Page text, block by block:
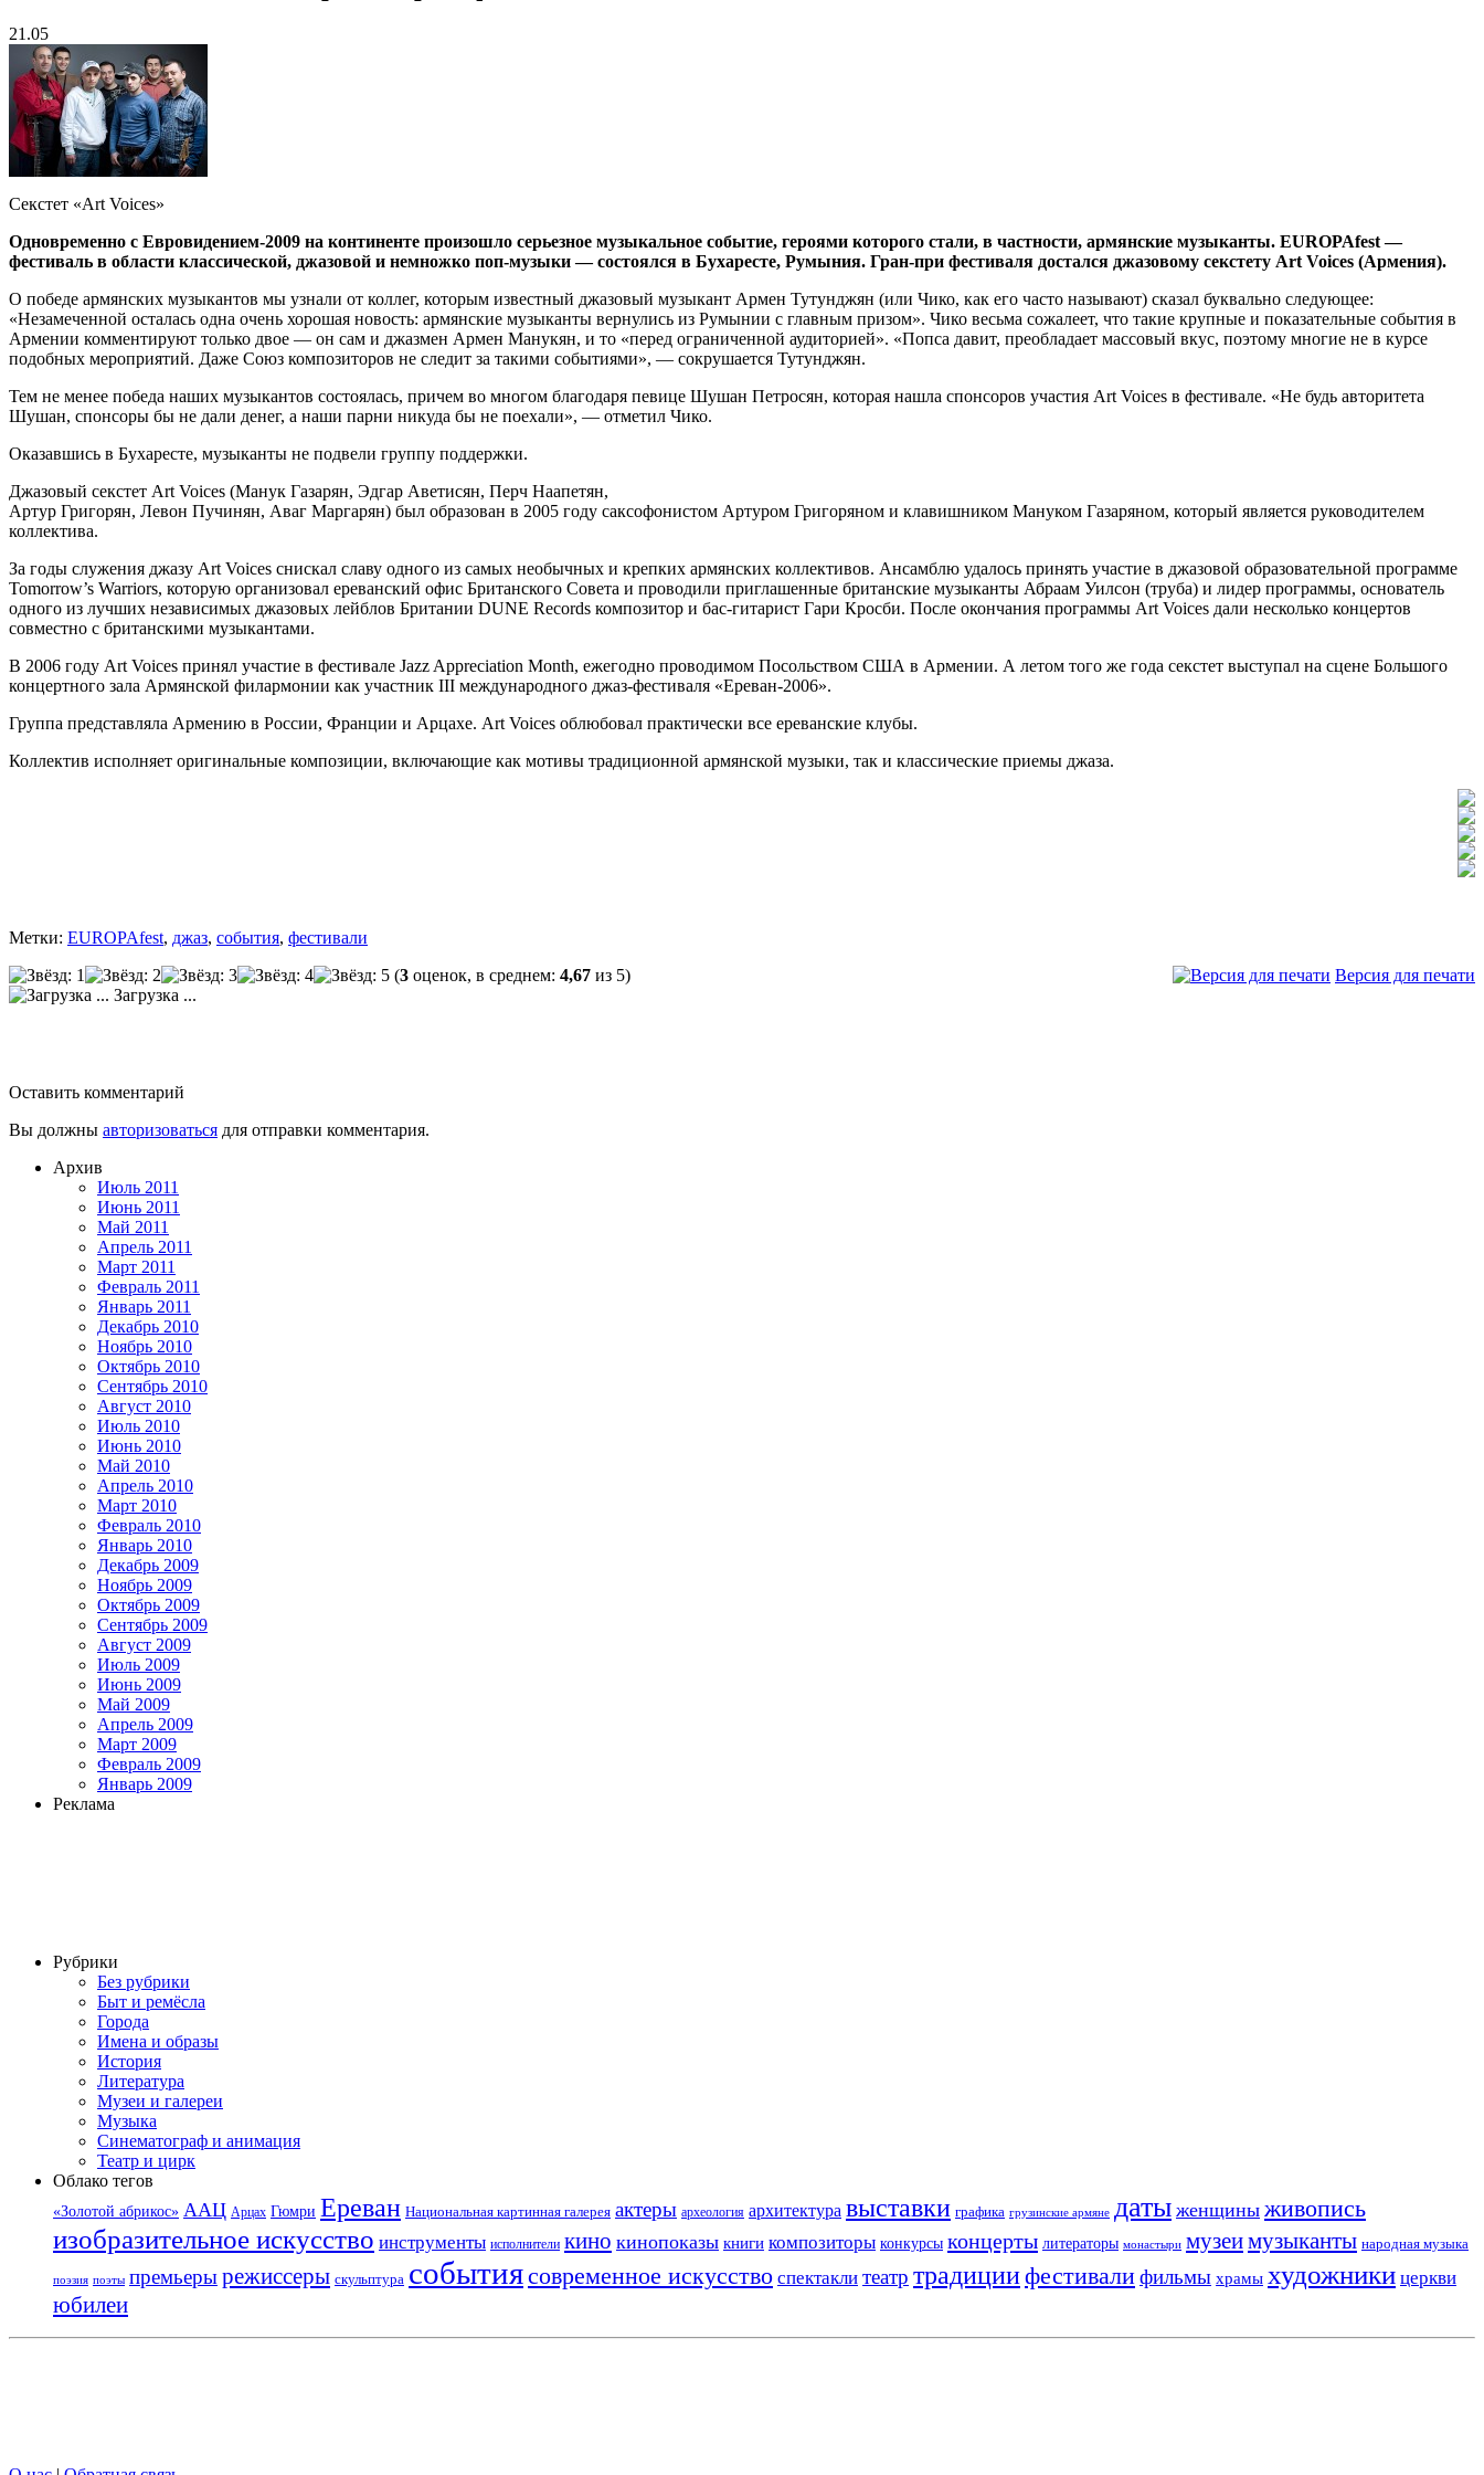
21.05
Секстет «Art Voices»
Одновременно с Евровидением-2009 на континенте произошло серьезное музыкальное событие, героями которого стали, в частности, армянские музыканты. EUROPAfest —
фестиваль в области классической, джазовой и немножко поп-музыки — состоялся в Бухаресте, Румыния. Гран-при фестиваля достался джазовому секстету Art Voices (Армения).
О победе армянских музыкантов мы узнали от коллег, которым известный джазовый музыкант Армен Тутунджян (или Чико, как его часто называют) сказал буквально следующее:
«Незамеченной осталась одна очень хорошая новость: армянские музыканты вернулись из Румынии с главным призом». Чико весьма сожалеет, что такие крупные и показательные события в
Армении комментируют только двое — он сам и джазмен Армен Манукян, и то «перед ограниченной аудиторией». «Попса давит, преобладает массовый вкус, поэтому многие не в курсе
подобных мероприятий. Даже Союз композиторов не следит за такими событиями», — сокрушается Тутунджян.
Тем не менее победа наших музыкантов состоялась, причем во многом благодаря певице Шушан Петросян, которая нашла спонсоров участия Art Voices в фестивале. «Не будь авторитета
Шушан, спонсоры бы не дали денег, а наши парни никуда бы не поехали», — отметил Чико.
Оказавшись в Бухаресте, музыканты не подвели группу поддержки.
Джазовый секстет Art Voices (Манук Газарян, Эдгар Аветисян, Перч Наапетян,
Артур Григорян, Левон Пучинян, Аваг Маргарян) был образован в 2005 году саксофонистом Артуром Григоряном и клавишником Мануком Газаряном, который является руководителем
коллектива.
За годы служения джазу Art Voices снискал славу одного из самых необычных и крепких армянских коллективов. Ансамблю удалось принять участие в джазовой образовательной программе
Tomorrow’s Warriors, которую организовал ереванский офис Британского Совета и проводили приглашенные британские музыканты Абраам Уилсон (труба) и лидер программы, основатель
одного из лучших независимых джазовых лейблов Британии DUNE Records композитор и бас-гитарист Гари Кросби. После окончания программы Art Voices дали несколько концертов
совместно с британскими музыкантами.
В 2006 году Art Voices принял участие в фестивале Jazz Appreciation Month, ежегодно проводимом Посольством США в Армении. А летом того же года секстет выступал на сцене Большого
концертного зала Армянской филармонии как участник III международного джаз-фестиваля «Ереван-2006».
Группа представляла Армению в России, Франции и Арцахе. Art Voices облюбовал практически все ереванские клубы.
Коллектив исполняет оригинальные композиции, включающие как мотивы традиционной армянской музыки, так и классические приемы джаза.
Метки: EUROPAfest, джаз, события, фестивали
Версия для печати
(3 оценок, в среднем: 4,67 из 5)
Загрузка ...
Оставить комментарий
Вы должны авторизоваться для отправки комментария.
Архив
Июль 2011
Июнь 2011
Май 2011
Апрель 2011
Март 2011
Февраль 2011
Январь 2011
Декабрь 2010
Ноябрь 2010
Октябрь 2010
Сентябрь 2010
Август 2010
Июль 2010
Июнь 2010
Май 2010
Апрель 2010
Март 2010
Февраль 2010
Январь 2010
Декабрь 2009
Ноябрь 2009
Октябрь 2009
Сентябрь 2009
Август 2009
Июль 2009
Июнь 2009
Май 2009
Апрель 2009
Март 2009
Февраль 2009
Январь 2009
Реклама
Рубрики
Без рубрики
Быт и ремёсла
Города
Имена и образы
История
Литература
Музеи и галереи
Музыка
Синематограф и анимация
Театр и цирк
Облако тегов
«Золотой абрикос» ААЦ Арцах Гюмри Ереван Национальная картинная галерея актеры археология архитектура выставки графика грузинские армяне даты женщины живопись
изобразительное искусство инструменты исполнители кино кинопоказы книги композиторы конкурсы концерты литераторы монастыри музеимузыканты народная музыка
поэзия поэты премьерырежиссеры скульптура событиясовременное искусство спектакли театр традициифестивалифильмы храмы художники церкви
юбилеи